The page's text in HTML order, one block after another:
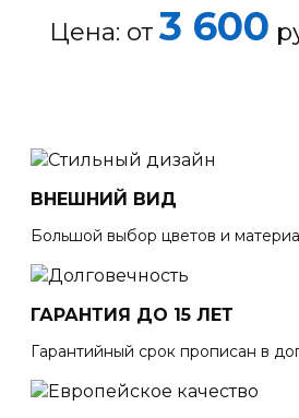
Цена: от 3 600
ВНЕШНИЙ ВИД
Большой выбор цветов и
ГАРАНТИЯ ДО 15 ЛЕТ
Гарантийный срок прописан в